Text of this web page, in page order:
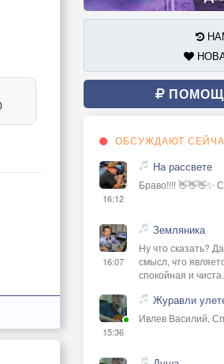
ОБСУЖДАЮТ
16:12
На рассвете
Браво!!!! 👋👋👋✨
16:07
Земляника
Ну что сказать?
смысл, что
спокойная и
15:36
Журавли
Ивлев Василий,